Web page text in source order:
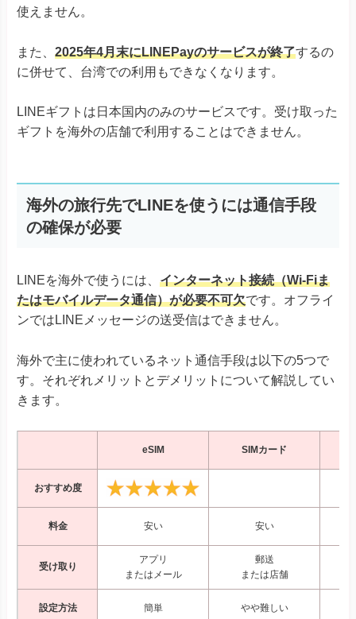
使えません。
また、 2025年4月末にLINEPayのサービスが終了するの
に併せて、台湾での利用もできなくなります。
LINEギフトは日本国内のみのサービスです。受け取った
ギフトを海外の店舗で利用することはできません。
海外の旅行先でLINEを使うには通信手段
の確保が必要
LINEを海外で使うには、 インターネット接続（Wi-Fiま
たはモバイルデータ通信）が必要不可欠です。オフライ
ンではLINEメッセージの送受信はできません。
海外で主に使われているネット通信手段は以下の5つで
す。それぞれメリットとデメリットについて解説してい
きます。
eSIM SIMカード
おすすめ度
料金 安い 安い
受け取り
アプリ
またはメール
郵送
または店舗
設定方法 簡単 やや難しい